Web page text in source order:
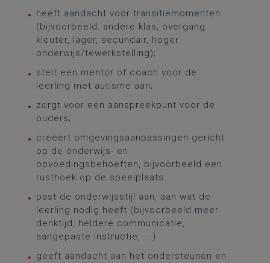
heeft aandacht voor transitiemomenten
(bijvoorbeeld: andere klas, overgang
kleuter, lager, secundair, hoger
onderwijs/tewerkstelling);
stelt een mentor of coach voor de
leerling met autisme aan;
zorgt voor een aanspreekpunt voor de
ouders;
creëert omgevingsaanpassingen gericht
op de onderwijs- en
opvoedingsbehoeften, bijvoorbeeld een
rusthoek op de speelplaats.
past de onderwijsstijl aan, aan wat de
leerling nodig heeft (bijvoorbeeld meer
denktijd, heldere communicatie,
aangepaste instructie, ...)
geeft aandacht aan het ondersteunen en